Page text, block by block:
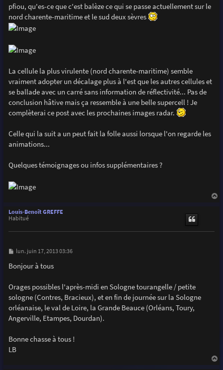
s
s
a
g
e
pfiou, qu'es-ce que c'est balèze ce qui se passe actuellement sur le
nord charente-maritime et le sud deux sèvres
La cellule la plus virulente (nord charente-maritime) semble
vraiment adopter un décalage plus à l'est que les autres cellules et
se ballade avec un carré sans information de réflectivité... Pas de
conclusion hâtive mais ça ressemble à une belle supercell ! Je
complèterai ce post avec les prochaines images radar.
Celle qui la suit a un peut fait la folle aussi lorsque l'on regarde les
animations...
Quelques témoignages ou infos supplémentaires ?
Louis-Benoît GREFFE
Habitué
M
s
s
e
lun. juin 17, 2013 03:36
Bonjour à tous
Orages possibles l'après-midi en Sologne tourangelle / petite
sologne (Contres, Bracieux), et en fin de journée sur la Sologne
orléanaise, le val de Loire, la Grande Beauce (Orléans, Toury,
Angerville, Etampes, Dourdan).
Bonne chasse à tous !
LB